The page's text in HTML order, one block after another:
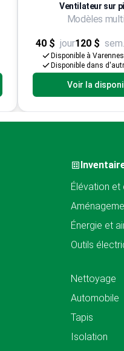
Ventilateur sur
Modèles
40 $ jour120 $ sem.
Disponible à Varennes
Disponible dans
Voir la
Élévation
Énergie et
Outils
Nettoyage
Automobile
Tapis
Isolation